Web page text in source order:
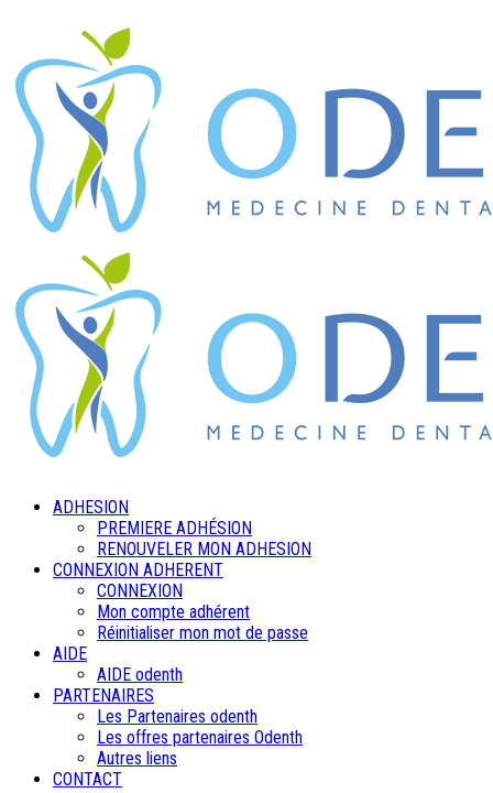
ADHESION
PREMIERE ADHÉSION
RENOUVELER MON ADHESION
CONNEXION ADHERENT
CONNEXION
Mon compte adhérent
Réinitialiser mon mot de passe
AIDE
AIDE odenth
PARTENAIRES
Les Partenaires odenth
Les offres partenaires Odenth
Autres liens
CONTACT